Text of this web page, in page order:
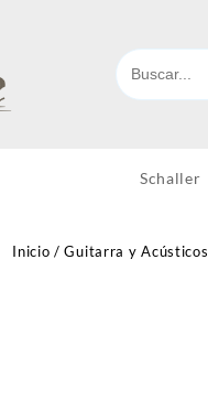
Schaller
Inicio /Guitarra y Acústicos